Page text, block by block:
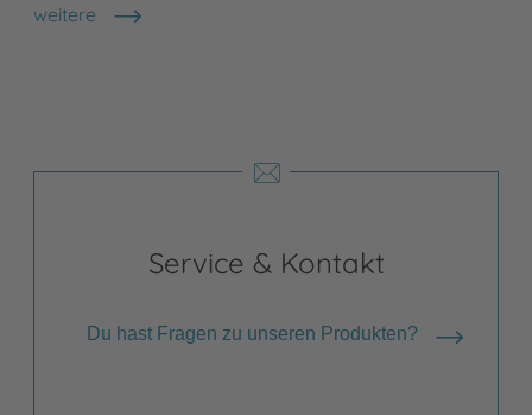
weitere
Shops anzeigen
Service & Kontakt
Du hast Fragen zu unseren Produkten?